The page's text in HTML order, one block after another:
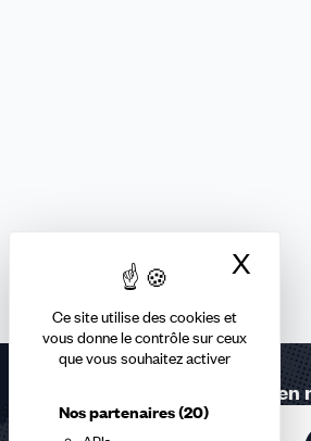
Ce site utilise des cookies et
vous donne le contrôle sur ceux
que vous souhaitez activer
Nos partenaires(20)
X
Retrouvez-nous en